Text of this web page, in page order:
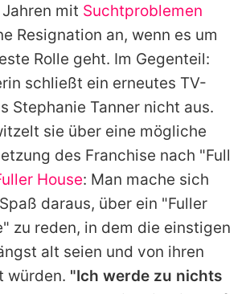
mit Suchtproblemen
Resignation an, wenn es um
Rolle geht. Im Gegenteil:
schließt ein erneutes TV-
Stephanie Tanner nicht aus.
sie über eine mögliche
des Franchise nach "Full
House: Man mache sich
daraus, über ein "Fuller
zu reden, in dem die einstigen
alt seien und von ihren
würden. "Ich werde zu nichts